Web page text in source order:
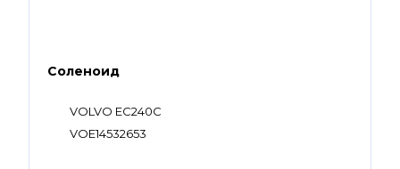
Соленоид
VOLVO EC240C
VOE14532653